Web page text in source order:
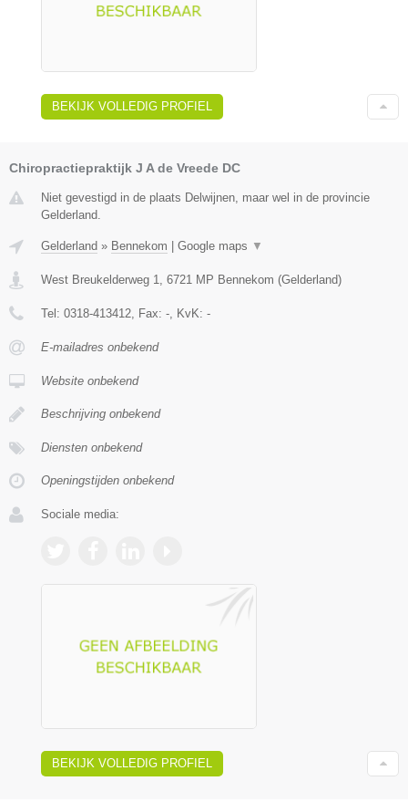
BEKIJK VOLLEDIG PROFIEL
Chiropractiepraktijk J A de Vreede DC
Niet gevestigd in de plaats Delwijnen, maar wel in de provincie
Gelderland.
Gelderland » Bennekom Google maps ▼
West Breukelderweg 1, 6721 MP Bennekom (Gelderland)
Tel: 0318-413412, Fax: -, KvK: -
E-mailadres onbekend
Website onbekend
Beschrijving onbekend
Diensten onbekend
Openingstijden onbekend
Sociale media:
BEKIJK VOLLEDIG PROFIEL